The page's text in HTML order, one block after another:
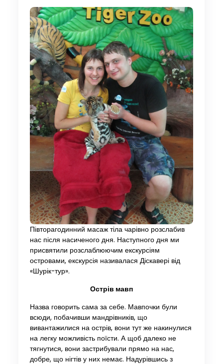
Півторагодинний масаж тіла чарівно розслабив
нас після насиченого дня. Наступного дня ми
присвятили розслаблюючим екскурсіям
островами, екскурсія називалася Діскавері від
«Шурік-тур».
Острів мавп
Назва говорить сама за себе. Мавпочки були
всюди, побачивши мандрівників, що
вивантажилися на острів, вони тут же накинулися
на легку можливість поїсти. А щоб далеко не
тягнутися, вони застрибували прямо на нас,
добре, що нігтів у них немає. Надурівшись з